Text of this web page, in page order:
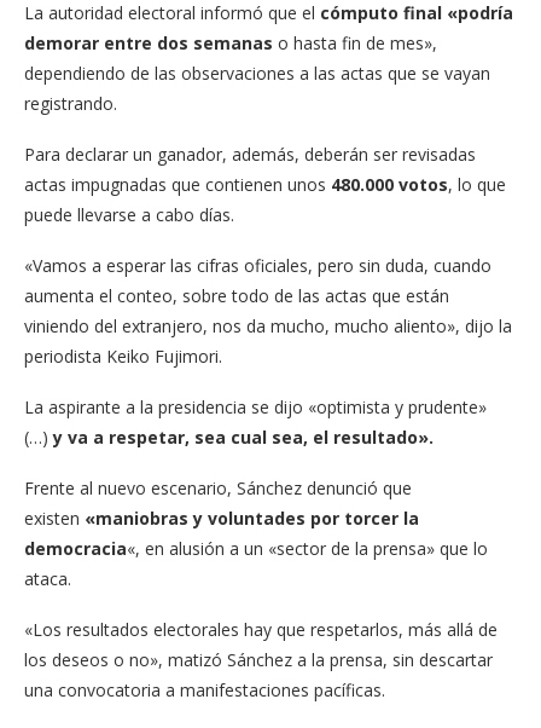
La autoridad electoral informó que el cómputo final «podría
demorar entre dos semanas o hasta fin de mes»,
dependiendo de las observaciones a las actas que se vayan
registrando.
Para declarar un ganador, además, deberán ser revisadas
actas impugnadas que contienen unos 480.000 votos, lo que
puede llevarse a cabo días.
«Vamos a esperar las cifras oficiales, pero sin duda, cuando
aumenta el conteo, sobre todo de las actas que están
viniendo del extranjero, nos da mucho, mucho aliento», dijo la
periodista Keiko Fujimori.
La aspirante a la presidencia se dijo «optimista y prudente»
(…)y va a respetar, sea cual sea, el resultado».
Frente al nuevo escenario, Sánchez denunció que
existen «maniobras y voluntades por torcer la
democracia«, en alusión a un «sector de la prensa» que lo
ataca.
«Los resultados electorales hay que respetarlos, más allá de
los deseos o no», matizó Sánchez a la prensa, sin descartar
una convocatoria a manifestaciones pacíficas.